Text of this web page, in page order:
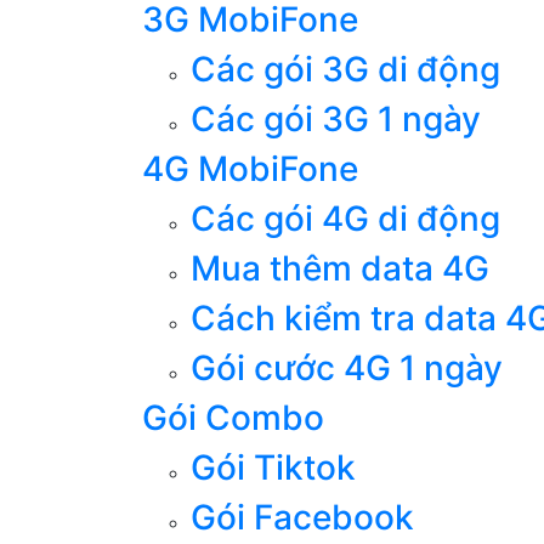
3G MobiFone
Các gói 3G di động
Các gói 3G 1 ngày
4G MobiFone
Các gói 4G di động
Mua thêm data 4G
Cách kiểm tra data
Gói cước 4G 1 ngày
Gói Combo
Gói Tiktok
Gói Facebook